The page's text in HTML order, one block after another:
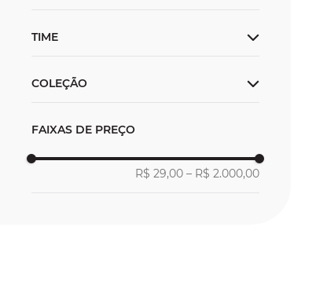
COLEÇÃO
Outlet
Campo
TIME
Brasil
Manchester City
Real Madrid
FAIXAS DE PREÇO
R$ 29,00 – R$ 2.000,00